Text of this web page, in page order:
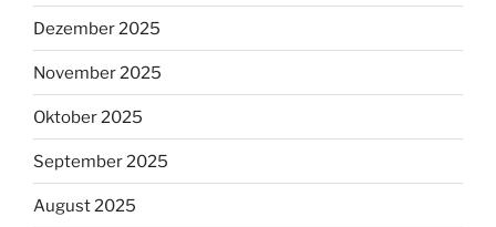
Dezember 2025
November 2025
Oktober 2025
September 2025
August 2025